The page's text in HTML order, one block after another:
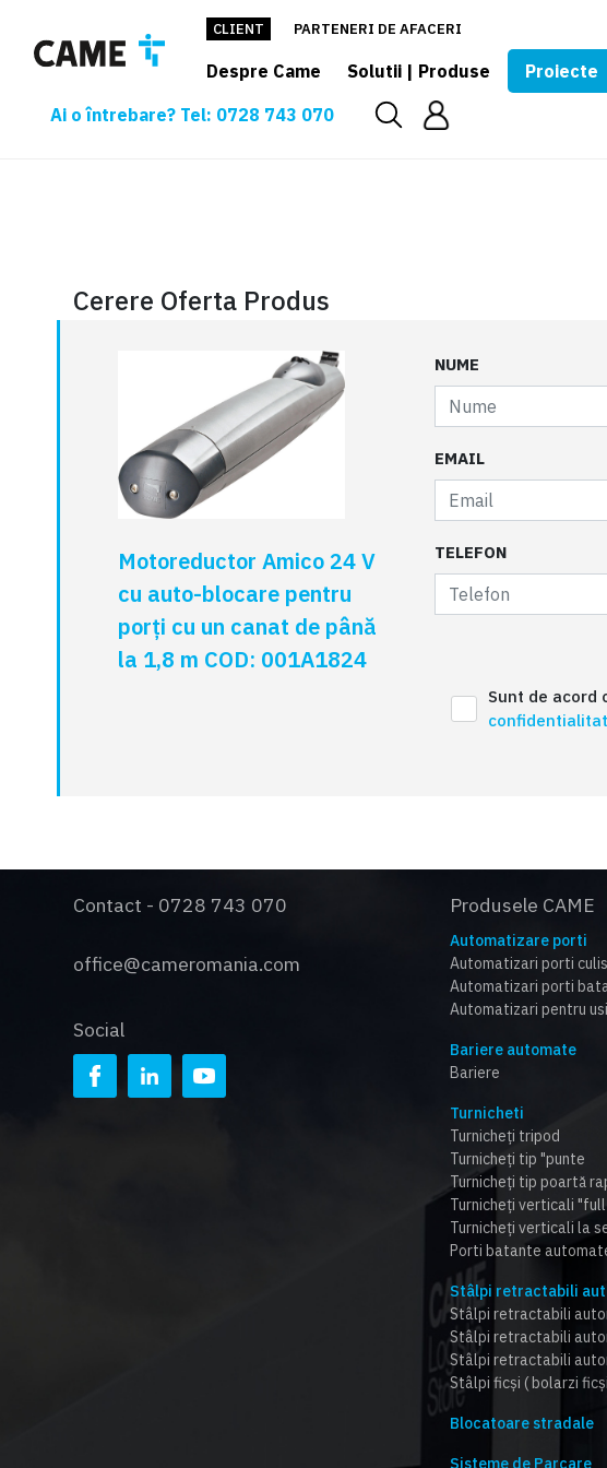
CLIENT PARTENERI DE AFACERI
Despre Came Solutii | Produse Proiecte
Ai o întrebare? Tel: 0728 743 070
Cerere Oferta Produs
Motoreductor Amico 24 V
cu auto-blocare pentru
porți cu un canat de până
la 1,8 m COD: 001A1824
NUME
EMAIL
TELEFON
Sunt de acord
Contact - 0728 743 070
office@cameromania.com
Social
Produsele CAME
Automatizare porti
Automatizari porti
Automatizari porti
Automatizari pentru
Bariere automate
Bariere
Turnicheti
Turnicheți tripod
Turnicheți tip "punte
Turnicheți tip poartă
Turnicheți verticali
Turnicheți verticali la
Porti batante
Stâlpi retractabili
Stâlpi retractabili
Stâlpi retractabili
Stâlpi retractabili
Stâlpi ficși ( bolarzi
Blocatoare stradale
Sisteme de Parcare